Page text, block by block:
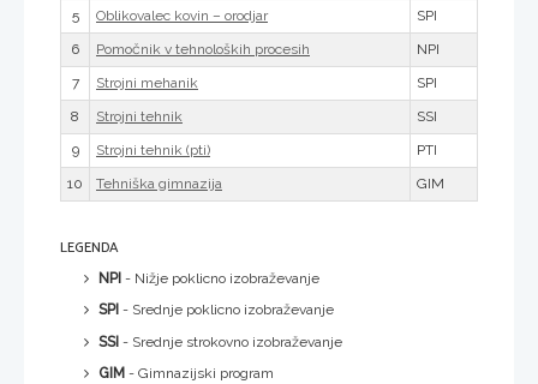
5
Oblikovalec kovin – orodjar
SPI
6
Pomočnik v tehnoloških procesih
NPI
7
Strojni mehanik
SPI
8
Strojni tehnik
SSI
9
Strojni tehnik (pti)
PTI
10
Tehniška gimnazija GIM
LEGENDA
NPI - Nižje poklicno izobraževanje
SPI - Srednje poklicno izobraževanje
SSI - Srednje strokovno izobraževanje
GIM - Gimnazijski program